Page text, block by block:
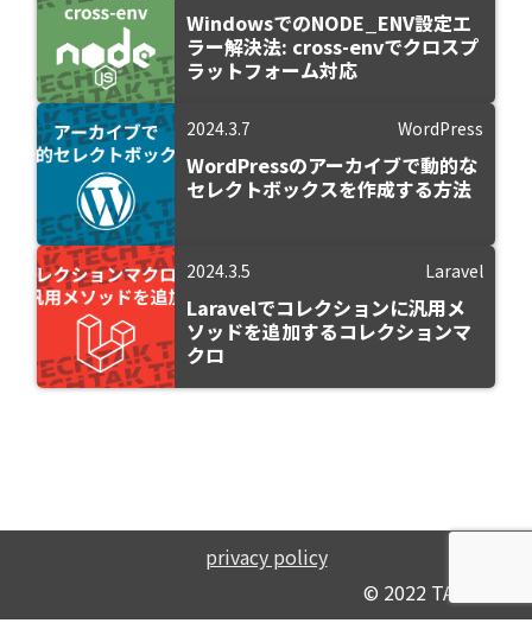
WindowsでのNODE_ENV設定エ
ラー解決法: cross-envでクロスプ
ラットフォーム対応
2024.3.7 WordPress
WordPressのアーカイブで動的な
セレクトボックスを作成する方法
2024.3.5 Laravel
Laravelでコレクションに汎用メ
ソッドを追加するコレクションマ
クロ
privacy policy
© 2022 TAK TECH